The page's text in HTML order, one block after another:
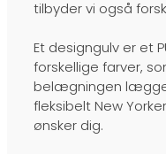
tilbyder vi også
Et designgulv er et
forskellige farver,
belægningen
fleksibelt New
ønsker dig.